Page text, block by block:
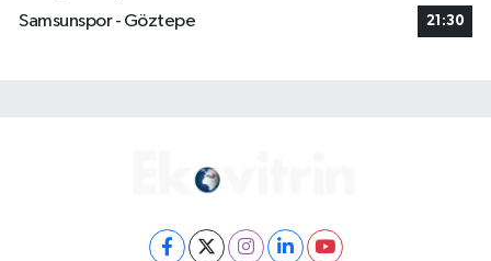
Samsunspor - Göztepe
21:30